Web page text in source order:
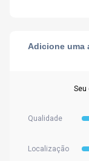
Adicione uma
Seu
Qualidade
Localização